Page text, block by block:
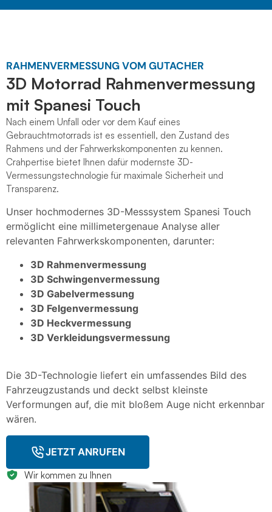
RAHMENVERMESSUNG VOM GUTACHER
3D Motorrad Rahmenvermessung
mit Spanesi Touch
Nach einem Unfall oder vor dem Kauf eines
Gebrauchtmotorrads ist es essentiell, den Zustand des
Rahmens und der Fahrwerkskomponenten zu kennen.
Crahpertise bietet Ihnen dafür modernste 3D-
Vermessungstechnologie für maximale Sicherheit und
Transparenz.
Unser hochmodernes 3D-Messsystem Spanesi Touch
ermöglicht eine millimetergenaue Analyse aller
relevanten Fahrwerkskomponenten, darunter:
3D Rahmenvermessung
3D Schwingenvermessung
3D Gabelvermessung
3D Felgenvermessung
3D Heckvermessung
3D Verkleidungsvermessung
Die 3D-Technologie liefert ein umfassendes Bild des
Fahrzeugzustands und deckt selbst kleinste
Verformungen auf, die mit bloßem Auge nicht erkennbar
wären.
JETZT ANRUFEN
Wir kommen zu Ihnen